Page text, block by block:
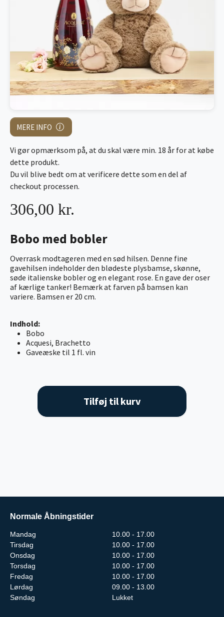
MERE INFO
Bobo med bobler
Overrask modtageren med en sød hilsen. Denne fine
gavehilsen indeholder den blødeste plysbamse, skønne,
søde italienske bobler og en elegant rose. En gave der oser
af kærlige tanker! Bemærk at farven på bamsen kan
variere. Bamsen er 20 cm.
Indhold:
Bobo
Acquesi, Brachetto
Gaveæske til 1 fl. vin
306,00 kr.
Vi gør opmærksom på, at du skal være min. 18 år for at købe
dette produkt.
Du vil blive bedt om at verificere dette som en del af
checkout processen.
Tilføj til kurv
Normale Åbningstider
Mandag
10.00 - 17.00
Tirsdag
10.00 - 17.00
Onsdag
10.00 - 17.00
Torsdag
10.00 - 17.00
Fredag
10.00 - 17.00
Lørdag
09.00 - 13.00
Søndag
Lukket